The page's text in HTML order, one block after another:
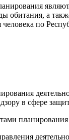
обитания, а
человека по
в сфере
планирования